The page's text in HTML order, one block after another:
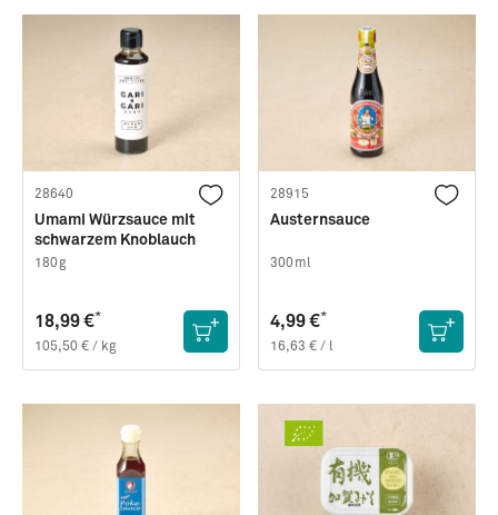
28640
Umami Würzsauce mit
schwarzem Knoblauch
180g
18,99 €*
105,50 € / kg
28915
Austernsauce
300ml
4,99 €*
16,63 € / l